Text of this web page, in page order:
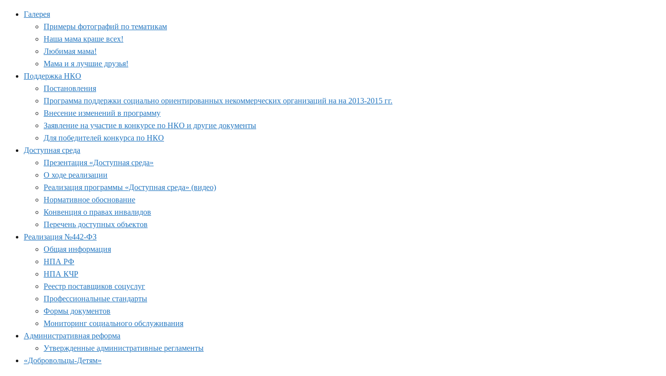
Галерея
Примеры фотографий по тематикам
Наша мама краше всех!
Любимая мама!
Мама и я лучшие друзья!
Поддержка НКО
Постановления
Программа поддержки социально ориентированных некоммерческих организаций на на 2013-2015 гг.
Внесение изменений в программу
Заявление на участие в конкурсе по НКО и другие документы
Для победителей конкурса по НКО
Доступная среда
Презентация «Доступная среда»
О ходе реализации
Реализация программы «Доступная среда» (видео)
Нормативное обоснование
Конвенция о правах инвалидов
Перечень доступных объектов
Реализация №442-ФЗ
Общая информация
НПА РФ
НПА КЧР
Реестр поставщиков соцуслуг
Профессиональные стандарты
Формы документов
Мониторинг социального обслуживания
Административная реформа
Утвержденные административные регламенты
«Добровольцы-Детям»